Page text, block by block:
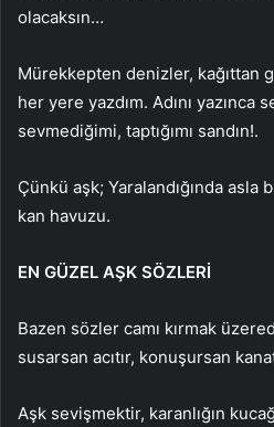
olacaksın…
Mürekkepten denizler, kağıttan
her yere yazdım. Adını yazınca
sevmediğimi, taptığımı sandın!.
Çünkü aşk; Yaralandığında asla
kan havuzu.
EN GÜZEL AŞK SÖZLERİ
Bazen sözler camı kırmak
susarsan acıtır, konuşursan
Aşk sevişmektir, karanlığın